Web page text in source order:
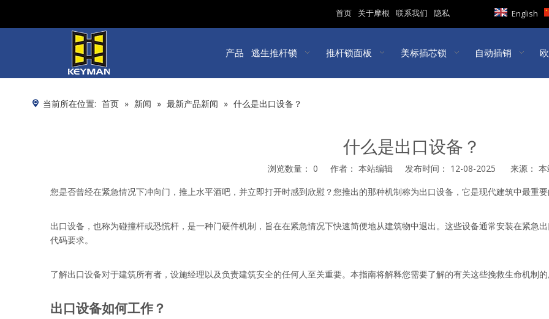
首页 关于摩根 联系我们 隐私 English
产品 逃生推杆锁 推杆锁面板 美标插芯锁 自动插销
当前所在位置: 首页 » 新闻 » 最新产品新闻 » 什么是出口设备？
什么是出口设备？
浏览数量： 0 作者： 本站编辑 发布时间： 12-08-2025 来源：
["facebook","twitter","line","wechat","linkedin","pinterest","whatsapp","kakao","snapchat","telegram"]
您是否曾经在紧急情况下冲向门，推上水平酒吧，并立即打开时感到欣慰？您推出的那种机制称为出口设备，它是现代建筑中最重
出口设备，也称为碰撞杆或恐慌杆，是一种门硬件机制，旨在在紧急情况下快速简便地从建筑物中退出。这些设备通常安装在紧急
代码要求。
了解出口设备对于建筑所有者，设施经理以及负责建筑安全的任何人至关重要。本指南将解释您需要了解的有关这些挽救生命机制
出口设备如何工作？